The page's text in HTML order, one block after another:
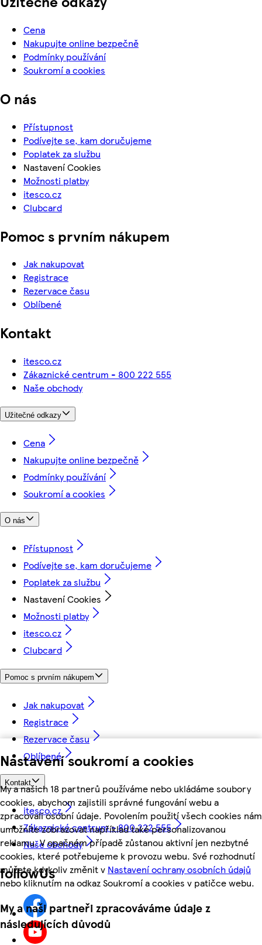
Nastavení soukromí a cookies
My a našich 18 partnerů používáme nebo ukládáme soubory
cookies, abychom zajistili správné fungování webu a
zpracovali osobní údaje. Povolením použití všech cookies nám
umožníte zobrazovat například také personalizovanou
reklamu. V opačném případě zůstanou aktivní jen nezbytné
cookies, které potřebujeme k provozu webu. Své rozhodnutí
můžete kdykoliv změnit v Nastavení ochrany osobních údajů
nebo kliknutím na odkaz Soukromí a cookies v patičce webu.
My a naši partneři zpracováváme údaje z
následujících důvodů
Cena
Nakupujte online bezpečně
Podmínky používání
Soukromí a cookies
O nás
Přístupnost
Podívejte se, kam doručujeme
Poplatek za službu
Nastavení Cookies
Možnosti platby
itesco.cz
Clubcard
Pomoc s prvním nákupem
Jak nakupovat
Registrace
Rezervace času
Oblíbené
Kontakt
itesco.cz
Zákaznické centrum - 800 222 555
Naše obchody
Užitečné odkazy
Cena
Nakupujte online bezpečně
Podmínky používání
Soukromí a cookies
O nás
Přístupnost
Podívejte se, kam doručujeme
Poplatek za službu
Nastavení Cookies
Možnosti platby
itesco.cz
Clubcard
Pomoc s prvním nákupem
Jak nakupovat
Registrace
Rezervace času
Oblíbené
Kontakt
itesco.cz
Zákaznické centrum - 800 222 555
Naše obchody
followUs